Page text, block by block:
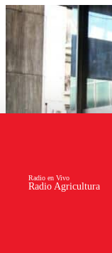
Radio Agricultura
Radio en Vivo